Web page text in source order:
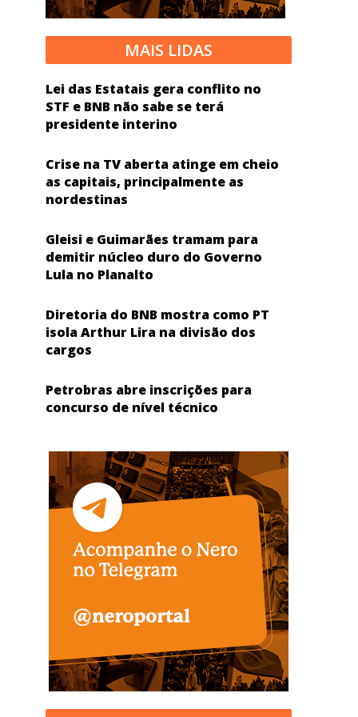
MAIS LIDAS
Lei das Estatais gera conflito no
STF e BNB não sabe se terá
presidente interino
Crise na TV aberta atinge em cheio
as capitais, principalmente as
nordestinas
Gleisi e Guimarães tramam para
demitir núcleo duro do Governo
Lula no Planalto
Diretoria do BNB mostra como PT
isola Arthur Lira na divisão dos
cargos
Petrobras abre inscrições para
concurso de nível técnico